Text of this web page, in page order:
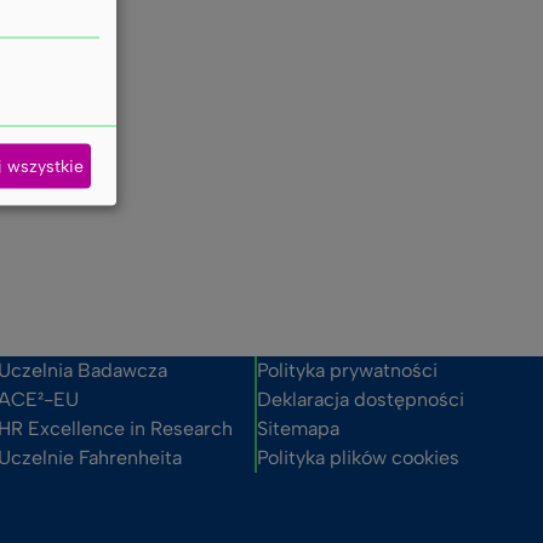
Uczelnia Badawcza
EU
HR Excellence in Research
Uczelnie Fahrenheita
Polityka prywatności
Deklaracja dostępności
Sitemapa
Polityka plików cookies
wszystkie